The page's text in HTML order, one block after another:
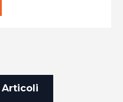
Articoli